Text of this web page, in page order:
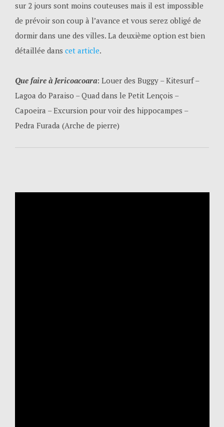
sur 2 jours sont moins couteuses mais il est impossible
de prévoir son coup à l’avance et vous serez obligé de
dormir dans une des villes. La deuxième option est bien
détaillée dans cet article.
Que faire à Jericoacoara: Louer des Buggy – Kitesurf –
Lagoa do Paraiso – Quad dans le Petit Lençois –
Capoeira – Excursion pour voir des hippocampes –
Pedra Furada (Arche de pierre)